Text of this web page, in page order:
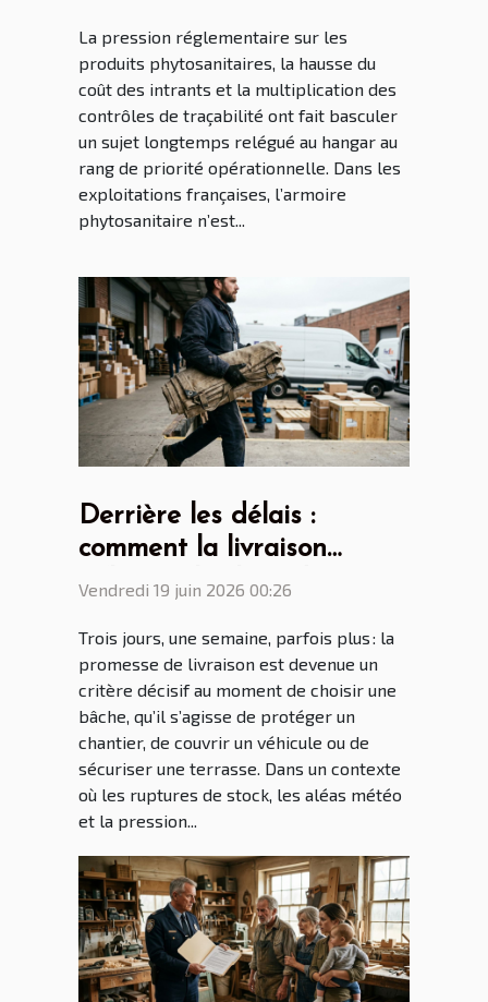
agriculteurs français
La pression réglementaire sur les
produits phytosanitaires, la hausse du
coût des intrants et la multiplication des
contrôles de traçabilité ont fait basculer
un sujet longtemps relégué au hangar au
rang de priorité opérationnelle. Dans les
exploitations françaises, l’armoire
phytosanitaire n’est...
Derrière les délais :
comment la livraison
influence le choix de votre
Vendredi 19 juin 2026 00:26
Trois jours, une semaine, parfois plus : la
promesse de livraison est devenue un
critère décisif au moment de choisir une
bâche, qu’il s’agisse de protéger un
chantier, de couvrir un véhicule ou de
sécuriser une terrasse. Dans un contexte
où les ruptures de stock, les aléas météo
et la pression...